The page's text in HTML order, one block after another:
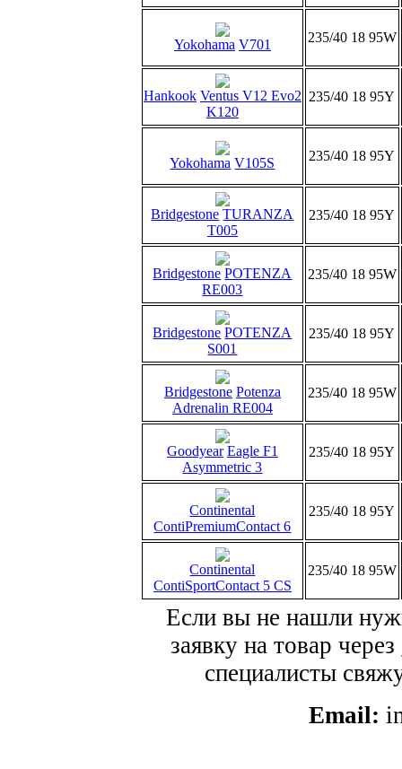
Yokohama V701 235/40 18 95W
Hankook Ventus V12 Evo2
K120
235/40 18 95Y
Yokohama V105S 235/40 18 95Y
Bridgestone TURANZA
T005
235/40 18 95Y
Bridgestone POTENZA
RE003
235/40 18 95W
Bridgestone POTENZA
S001
235/40 18 95Y
Bridgestone Potenza
Adrenalin RE004
235/40 18 95W
Goodyear Eagle F1
Asymmetric 3
235/40 18 95Y
Continental
ContiPremiumContact 6
235/40 18 95Y
Continental
ContiSportContact 5 CS
235/40 18 95W
Если вы не нашли
заявку на товар через
специалисты
Email: